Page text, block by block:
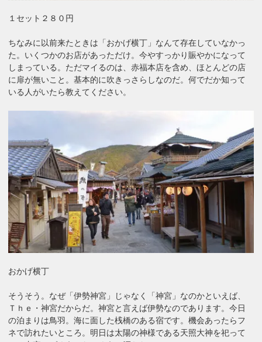
１セット２８０円
ちなみに以前来たときは「おかげ横丁」なんて存在していなかっ
た。いくつかのお店があっただけ。今やすっかり賑やかになって
しまっている。ただマイるのは、赤福本店を含め、ほとんどの店
に扉が無いこと。基本的に吹きっさらしなのだ。何でだか知って
いる人がいたら教えてください。
おかげ横丁
そうそう。なぜ「伊勢神宮」じゃなく「神宮」なのかといえば、
Ｔｈｅ・神宮だからだ。神宮と言えば伊勢なのであります。今日
の泊まりは鳥羽。海に面した桟橋のある宿です。機会あったらフ
ネで訪れたいところ。明日は太陽の神様である天照大神を祀って